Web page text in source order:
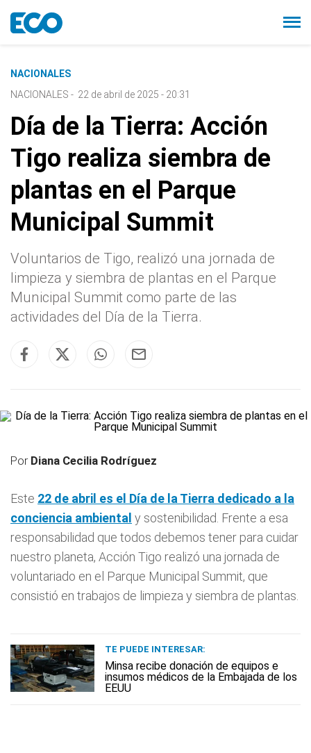
NACIONALES
NACIONALES - 22 de abril de 2025 - 20:31
Día de la Tierra: Acción
Tigo realiza siembra de
plantas en el Parque
Municipal Summit
Voluntarios de Tigo, realizó una jornada de
limpieza y siembra de plantas en el Parque
Municipal Summit como parte de las
actividades del Día de la Tierra.
Por Diana Cecilia Rodríguez
Este 22 de abril es el Día de la Tierra dedicado a la
conciencia ambiental y sostenibilidad. Frente a esa
responsabilidad que todos debemos tener para cuidar
nuestro planeta, Acción Tigo realizó una jornada de
voluntariado en el Parque Municipal Summit, que
consistió en trabajos de limpieza y siembra de plantas.
TE PUEDE INTERESAR:
Minsa recibe donación de equipos e
insumos médicos de la Embajada de los
EEUU